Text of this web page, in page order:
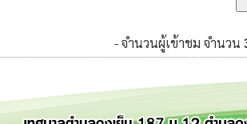
- จำนวนผู้เข้าชม จำนวน